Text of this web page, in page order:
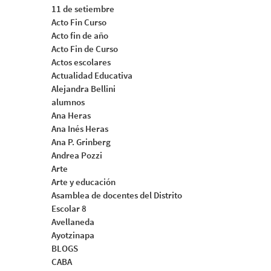
11 de setiembre
Acto Fin Curso
Acto fin de año
Acto Fin de Curso
Actos escolares
Actualidad Educativa
Alejandra Bellini
alumnos
Ana Heras
Ana Inés Heras
Ana P. Grinberg
Andrea Pozzi
Arte
Arte y educación
Asamblea de docentes del Distrito
Escolar 8
Avellaneda
Ayotzinapa
BLOGS
CABA